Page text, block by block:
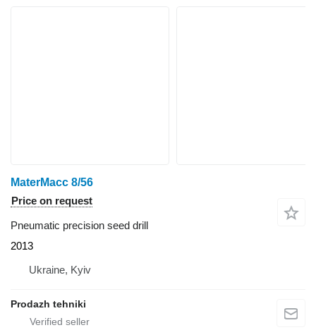
MaterMacc 8/56
Price on request
Pneumatic precision seed drill
2013
Ukraine, Kyiv
Prodazh tehniki